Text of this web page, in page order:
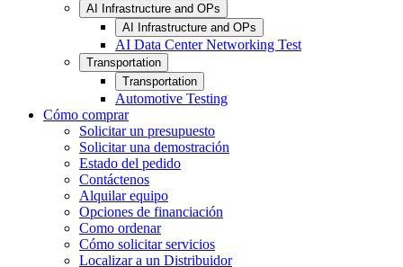
AI Infrastructure and OPs
AI Infrastructure and OPs
AI Data Center Networking Test
Transportation
Transportation
Automotive Testing
Cómo comprar
Solicitar un presupuesto
Solicitar una demostración
Estado del pedido
Contáctenos
Alquilar equipo
Opciones de financiación
Como ordenar
Cómo solicitar servicios
Localizar a un Distribuidor